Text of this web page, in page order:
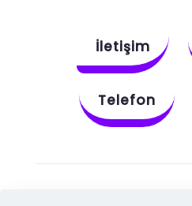
İletişim
Telefon